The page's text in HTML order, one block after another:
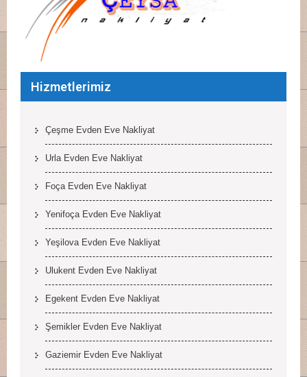
Hizmetlerimiz
Çeşme Evden Eve Nakliyat
Urla Evden Eve Nakliyat
Foça Evden Eve Nakliyat
Yenifoça Evden Eve Nakliyat
Yeşilova Evden Eve Nakliyat
Ulukent Evden Eve Nakliyat
Egekent Evden Eve Nakliyat
Şemikler Evden Eve Nakliyat
Gaziemir Evden Eve Nakliyat